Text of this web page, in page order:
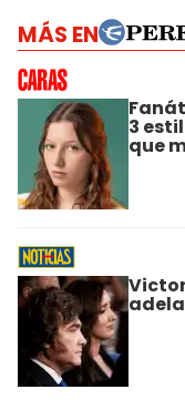
MÁS EN
3
que